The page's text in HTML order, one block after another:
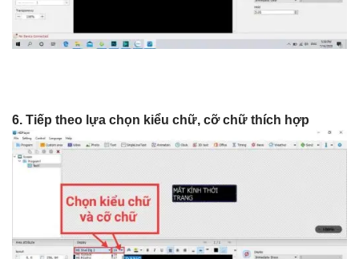
6. Tiếp theo lựa chọn kiểu chữ, cỡ chữ thích hợp